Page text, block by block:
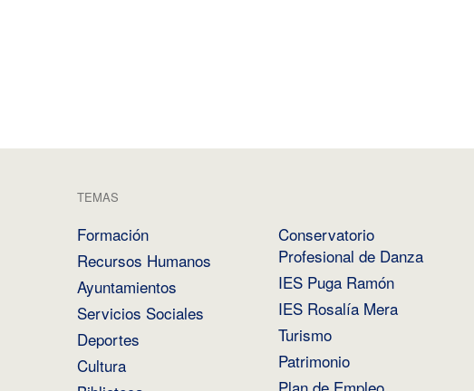
TEMAS
Formación
Recursos Humanos
Ayuntamientos
Servicios Sociales
Deportes
Cultura
Conservatorio
Profesional de Danza
IES Puga Ramón
IES Rosalía Mera
Turismo
Patrimonio